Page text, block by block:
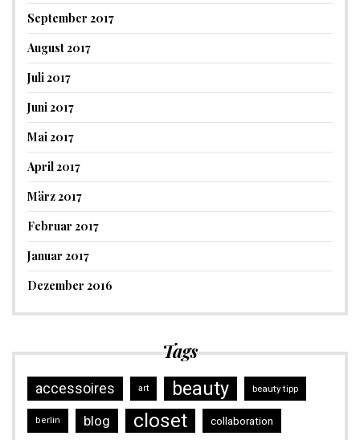
September 2017
August 2017
Juli 2017
Juni 2017
Mai 2017
April 2017
März 2017
Februar 2017
Januar 2017
Dezember 2016
Tags
accessoires art beauty beauty tipp
berlin blog closet collaboration